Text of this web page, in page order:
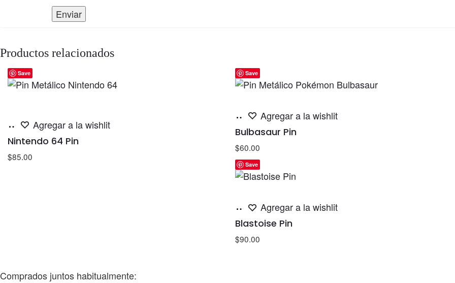
Productos relacionados
Save
Añadir
al
Agregar a la wishlit
Nintendo 64 Pin
$85.00
Save
Añadir
al
Agregar a la wishlit
Bulbasaur Pin
$60.00
Save
Añadir
al
Agregar a la wishlit
Blastoise Pin
$90.00
Comprados juntos habitualmente: